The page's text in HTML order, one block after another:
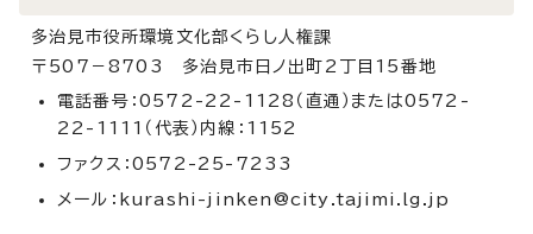
多治見市役所環境文化部くらし人権課
〒507－8703 多治見市日ノ出町2丁目15番地
電話番号：0572-22-1128（直通）または0572-
22-1111（代表）内線：1152
ファクス：0572-25-7233
メール：kurashi-jinken@city.tajimi.lg.jp